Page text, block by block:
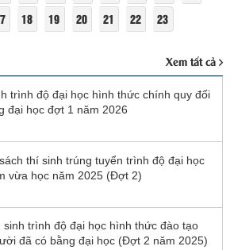
18 19 20 21 22 23
Xem tất cả
trình độ đại học hình thức chính quy đối
đại học đợt 1 năm 2026
thí sinh trúng tuyển trình độ đại học
vừa học năm 2025 (Đợt 2)
sinh trình độ đại học hình thức đào tạo
đã có bằng đại học (Đợt 2 năm 2025)